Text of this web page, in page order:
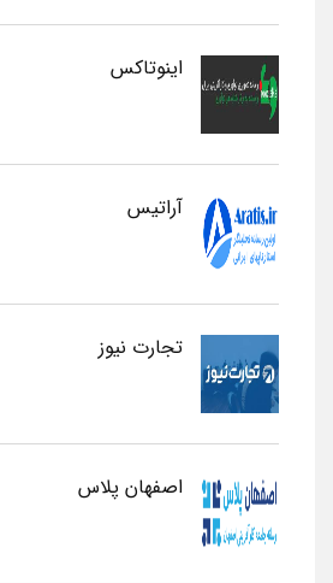
اینوتاکس
آراتیس
تجارت نیوز
اصفهان پلاس